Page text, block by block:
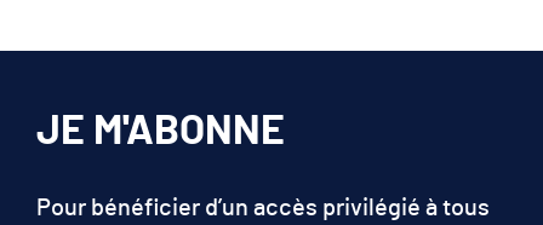
JE M'ABONNE
Pour bénéficier d’un accès privilégié à tous